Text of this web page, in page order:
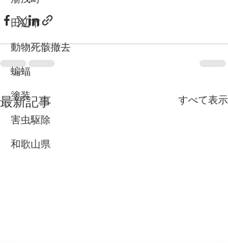
田辺市
動物死骸撤去
蝙蝠
塗装
害虫駆除
和歌山県
最新記事 すべて表示